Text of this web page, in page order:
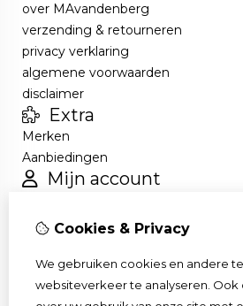
over MAvandenberg
verzending & retourneren
privacy verklaring
algemene voorwaarden
disclaimer
Extra
Merken
Aanbiedingen
Mijn account
Bestelhistorie
Nieuwsbrief
Klantenservice
Cookies & Privacy
We gebruiken cookies en andere
websiteverkeer te analyseren.